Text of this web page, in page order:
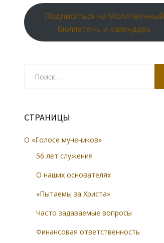
Подписаться на Молитвенный
бюллетень и календарь
СТРАНИЦЫ
О «Голосе мучеников»
56 лет служения
О наших основателях
«Пытаемы за Христа»
Часто задаваемые вопросы
Финансовая ответственность